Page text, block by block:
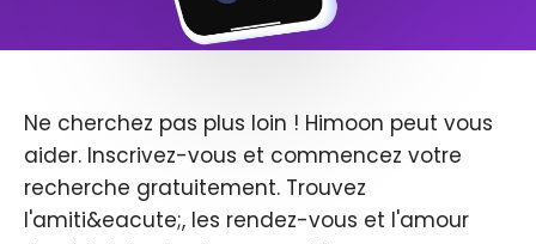
Ne cherchez pas plus loin ! Himoon peut vous
aider. Inscrivez-vous et commencez votre
recherche gratuitement. Trouvez
l'amiti&eacute;, les rendez-vous et l'amour